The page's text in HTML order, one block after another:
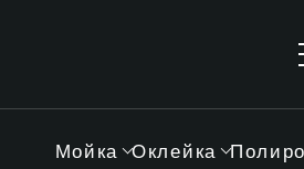
Мойка Оклейка